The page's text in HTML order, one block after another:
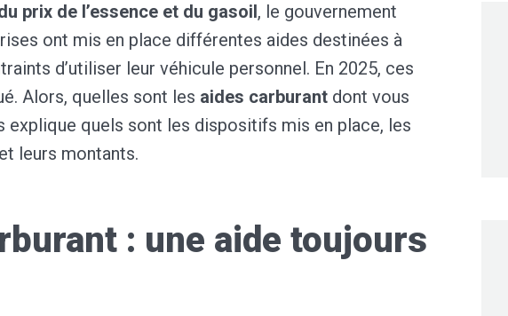
prix de l’essence et du gasoil, le gouvernement
ont mis en place différentes aides destinées à
d’utiliser leur véhicule personnel. En 2025, ces
Alors, quelles sont les aides carburant dont vous
explique quels sont les dispositifs mis en place, les
leurs montants.
: une aide toujours